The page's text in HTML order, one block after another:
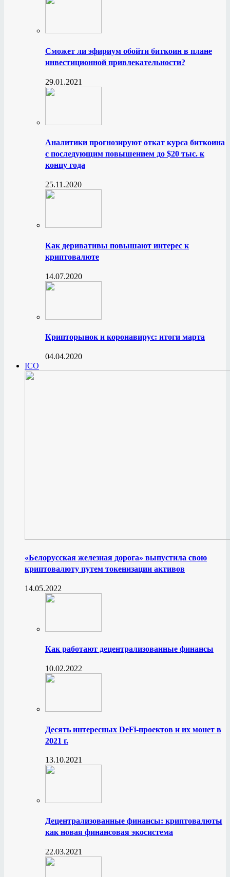
Сможет ли эфириум обойти биткоин в плане
инвестиционной привлекательности?
29.01.2021
Аналитики прогнозируют откат курса биткоина
с последующим повышением до $20 тыс. к
концу года
25.11.2020
Как деривативы повышают интерес к
криптовалюте
14.07.2020
Крипторынок и коронавирус: итоги марта
04.04.2020
ICO
«Белорусская железная дорога» выпустила свою
криптовалюту путем токенизации активов
14.05.2022
Как работают децентрализованные финансы
10.02.2022
Десять интересных DeFi-проектов и их монет в
2021 г.
13.10.2021
Децентрализованные финансы: криптовалюты
как новая финансовая экосистема
22.03.2021